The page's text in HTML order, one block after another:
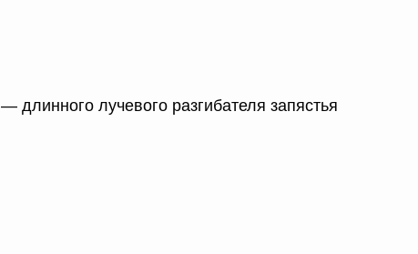
— длинного лучевого разгибателя запястья